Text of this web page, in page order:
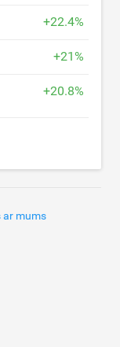
+22.4%
+21%
+20.8%
ar mums